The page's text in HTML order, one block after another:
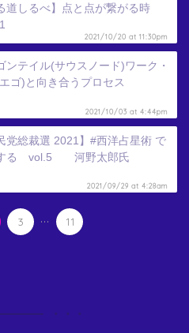
道しるべ】点と点が繋がる時
2021/10/20 at 11:30pm
ンテイル(サウスノード)ワーク・
ゴ)と向き合うプロセス
2021/10/03 at 4:44pm
党総裁選 2021】#西洋占星術 で
る vol.5 河野太郎氏
2021/09/29 at 4:28am
3 ... 11